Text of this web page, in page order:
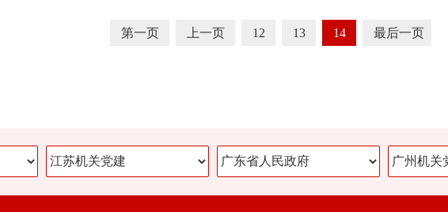
第一页 上一页 12 13 14 最后一页